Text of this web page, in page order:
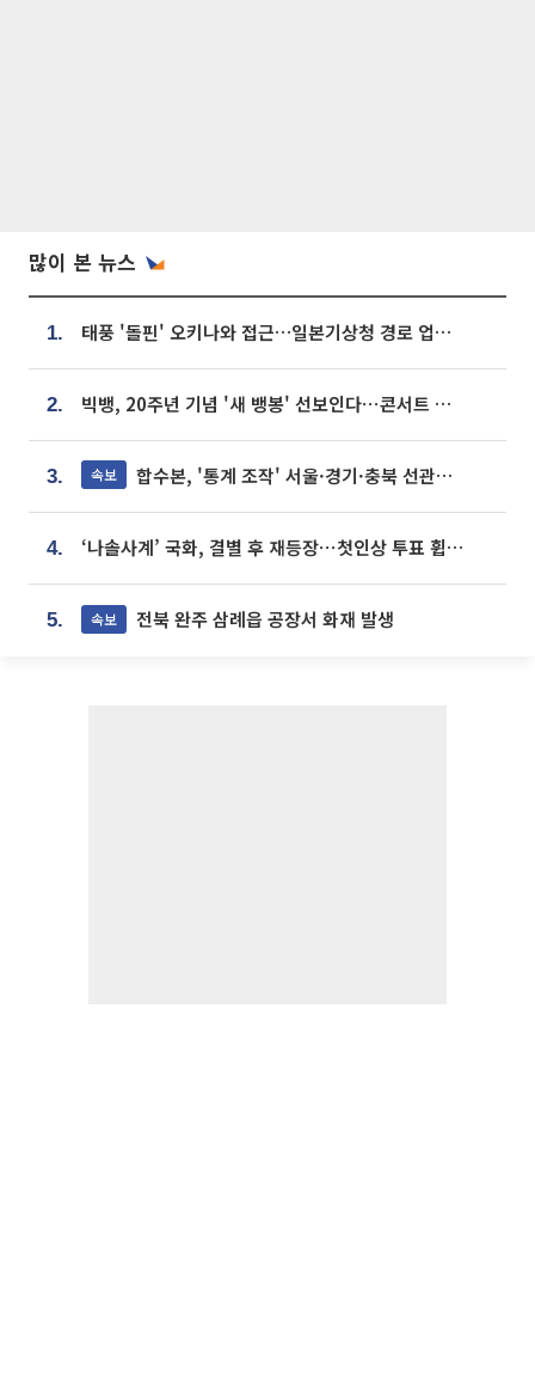
많이 본 뉴스
1. 태풍 '돌핀' 오키나와 접근…일본기상청 경로 업데이트
2. 빅뱅, 20주년 기념 '새 뱅봉' 선보인다⋯콘서트 앞두고 팝업 개최
3. 속보 합수본, '통계 조작' 서울·경기·충북 선관위 등 추가 압수수색
4. ‘나솔사계’ 국화, 결별 후 재등장⋯첫인상 투표 휩쓸고 ‘인기녀’ 등극
5. 속보 전북 완주 삼례읍 공장서 화재 발생